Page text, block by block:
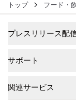
トップ フード・
プレスリリース配
サポート
関連サービス